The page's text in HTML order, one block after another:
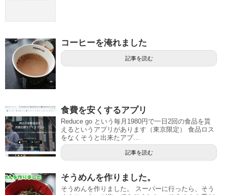
コーヒーを淹れました
記事を読む
食費を安くするアプリ
Reduce go という毎月1980円で一日2回の食品を貰
えるというアプリがあります（東京限定） 食品ロス
をなくそうと出来たアプ...
記事を読む
そうめんを作りました。
そうめんを作りました。 スーパーに行ったら、そう